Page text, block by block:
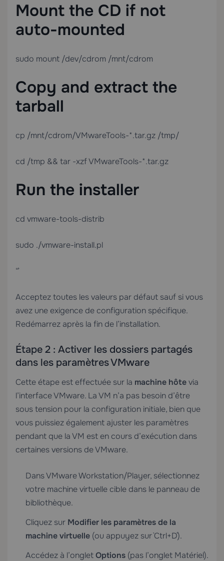
Mount the CD if not
auto-mounted
sudo mount /dev/cdrom /mnt/cdrom
Copy and extract the
tarball
cp /mnt/cdrom/VMwareTools-*.tar.gz /tmp/
cd /tmp && tar -xzf VMwareTools-*.tar.gz
Run the installer
cd vmware-tools-distrib
sudo ./vmware-install.pl
“`
Acceptez toutes les valeurs par défaut sauf si vous
avez une exigence de configuration spécifique.
Redémarrez après la fin de l’installation.
Étape 2 : Activer les dossiers partagés
dans les paramètres VMware
Cette étape est effectuée sur la machine hôtevia
l’interface VMware. La VM n’a pas besoin d’être
sous tension pour la configuration initiale, bien que
vous puissiez également ajuster les paramètres
pendant que la VM est en cours d’exécution dans
certaines versions de VMware.
Dans VMware Workstation/Player, sélectionnez
votre machine virtuelle cible dans le panneau de
bibliothèque.
Cliquez sur Modifier les paramètres de la
machine virtuelle (ou appuyez sur `Ctrl+D`).
Accédez à l’ongletOptions (pas l’onglet Matériel).